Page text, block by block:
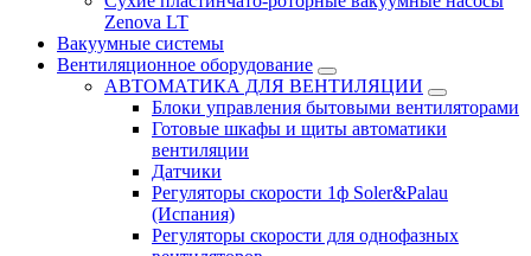
Zenova LT
Вакуумные системы
Вентиляционное оборудование
АВТОМАТИКА ДЛЯ ВЕНТИЛЯЦИИ
Блоки управления бытовыми вентиляторами
Готовые шкафы и щиты автоматики
вентиляции
Датчики
Регуляторы скорости 1ф Soler&Palau
(Испания)
Регуляторы скорости для однофазных